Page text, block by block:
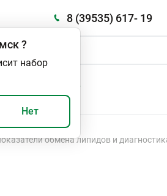
8 (39535) 617- 19
?
набор
Нет
обмена липидов и